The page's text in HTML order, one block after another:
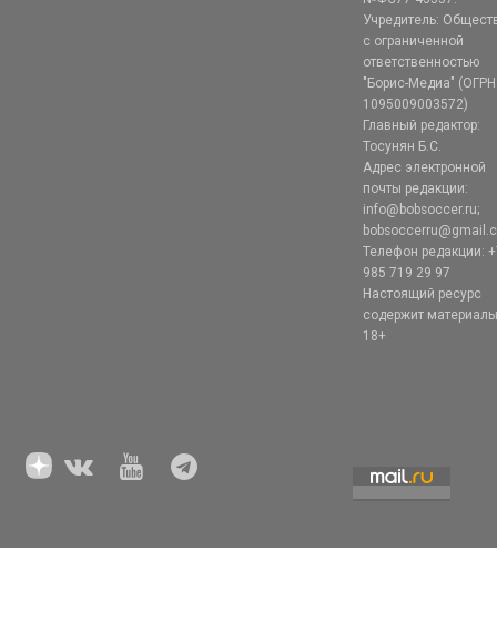
Учредитель:
с ограниченной
ответственностью
"Борис-Медиа" (ОГРН
1095009003572)
Главный редактор:
Тосунян Б.С.
Адрес электронной
почты редакции:
info@bobsoccer.ru;
Телефон редакции:
985 719 29 97
Настоящий ресурс
содержит
18+